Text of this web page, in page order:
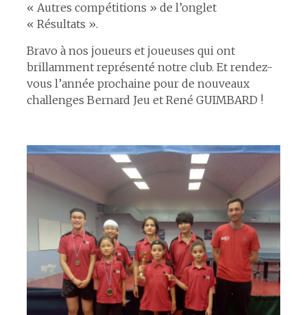
« Autres compétitions » de l’onglet
« Résultats ».
Bravo à nos joueurs et joueuses qui ont
brillamment représenté notre club. Et rendez-
vous l’année prochaine pour de nouveaux
challenges Bernard Jeu et René GUIMBARD !